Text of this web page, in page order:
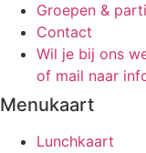
Groepen &
Contact
Wil je bij ons
of mail naar
Menukaart
Lunchkaart